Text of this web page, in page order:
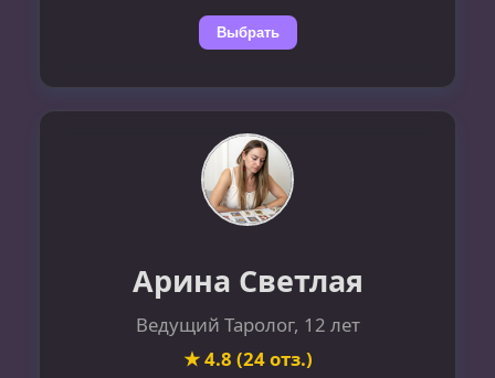
Выбрать
Арина Светлая
Ведущий Таролог, 12 лет
★ 4.8 (24 отз.)